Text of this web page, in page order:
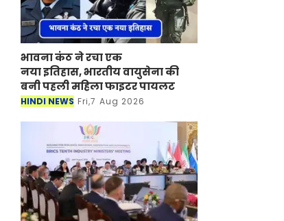
भावना कंठ ने रचा एक
नया इतिहास, भारतीय वायुसेना की
बनी पहली महिला फाइटर पायलट
HINDI NEWS Fri,7 Aug 2026